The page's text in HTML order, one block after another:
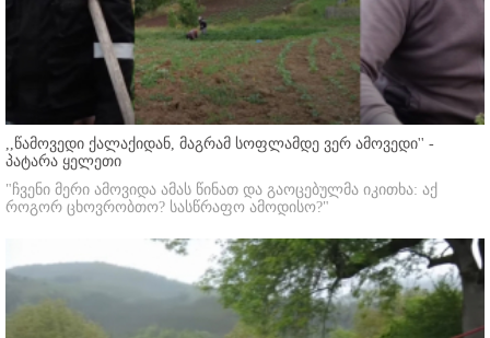
,,წამოვედი ქალაქიდან, მაგრამ სოფლამდე ვერ ამოვედი'' -
პატარა ყელეთი
"ჩვენი მერი ამოვიდა ამას წინათ და გაოცებულმა იკითხა: აქ
როგორ ცხოვრობთო? სასწრაფო ამოდისო?"